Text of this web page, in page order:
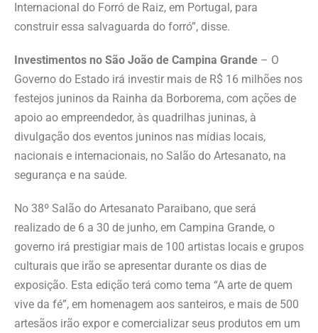
Internacional do Forró de Raiz, em Portugal, para
construir essa salvaguarda do forró”, disse.
Investimentos no São João de Campina Grande – O
Governo do Estado irá investir mais de R$ 16 milhões nos
festejos juninos da Rainha da Borborema, com ações de
apoio ao empreendedor, às quadrilhas juninas, à
divulgação dos eventos juninos nas mídias locais,
nacionais e internacionais, no Salão do Artesanato, na
segurança e na saúde.
No 38º Salão do Artesanato Paraibano, que será
realizado de 6 a 30 de junho, em Campina Grande, o
governo irá prestigiar mais de 100 artistas locais e grupos
culturais que irão se apresentar durante os dias de
exposição. Esta edição terá como tema “A arte de quem
vive da fé”, em homenagem aos santeiros, e mais de 500
artesãos irão expor e comercializar seus produtos em um